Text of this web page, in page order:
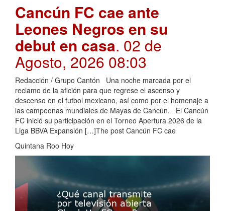
Cancún FC cae ante
Leones Negros en su
debut en casa. 02 de
Agosto, 2026 08:03
Redacción / Grupo Cantón Una noche marcada por el
reclamo de la afición para que regrese el ascenso y
descenso en el futbol mexicano, así como por el homenaje a
las campeonas mundiales de Mayas de Cancún. El Cancún
FC inició su participación en el Torneo Apertura 2026 de la
Liga BBVA Expansión […]The post Cancún FC cae
Quintana Roo Hoy